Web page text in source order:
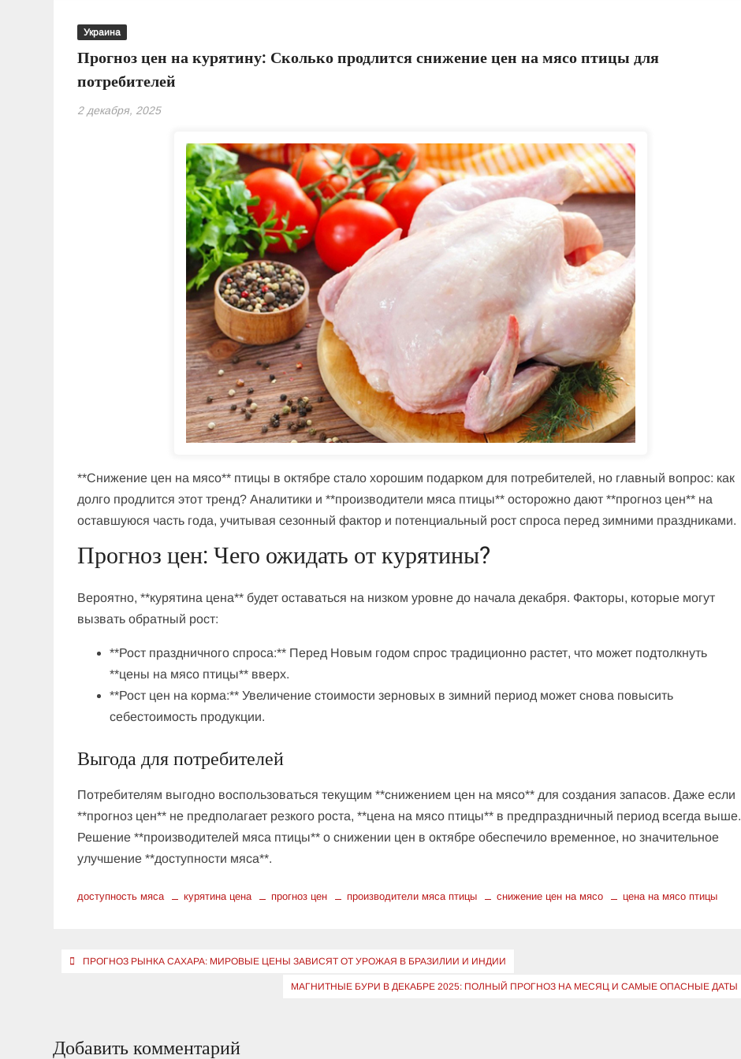
Украина
Прогноз цен на курятину: Сколько продлится снижение цен на мясо птицы для
потребителей
2 декабря, 2025
**Снижение цен на мясо** птицы в октябре стало хорошим подарком для потребителей, но главный вопрос: как
долго продлится этот тренд? Аналитики и **производители мяса птицы** осторожно дают **прогноз цен** на
оставшуюся часть года, учитывая сезонный фактор и потенциальный рост спроса перед зимними праздниками.
Прогноз цен: Чего ожидать от курятины?
Вероятно, **курятина цена** будет оставаться на низком уровне до начала декабря. Факторы, которые могут
вызвать обратный рост:
**Рост праздничного спроса:** Перед Новым годом спрос традиционно растет, что может подтолкнуть
**цены на мясо птицы** вверх.
**Рост цен на корма:** Увеличение стоимости зерновых в зимний период может снова повысить
себестоимость продукции.
Выгода для потребителей
Потребителям выгодно воспользоваться текущим **снижением цен на мясо** для создания запасов. Даже если
**прогноз цен** не предполагает резкого роста, **цена на мясо птицы** в предпраздничный период всегда выше.
Решение **производителей мяса птицы** о снижении цен в октябре обеспечило временное, но значительное
улучшение **доступности мяса**.
доступность мяса курятина цена прогноз цен производители мяса птицы снижение цен на мясо цена на мясо птицы
Навигация
ПРОГНОЗ РЫНКА САХАРА: МИРОВЫЕ ЦЕНЫ ЗАВИСЯТ ОТ УРОЖАЯ В БРАЗИЛИИ И ИНДИИ
МАГНИТНЫЕ БУРИ В ДЕКАБРЕ 2025: ПОЛНЫЙ ПРОГНОЗ НА МЕСЯЦ И САМЫЕ ОПАСНЫЕ ДАТЫ
Добавить комментарий